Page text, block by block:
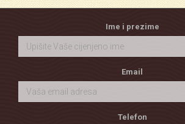
Ime i prezime
Email
Telefon